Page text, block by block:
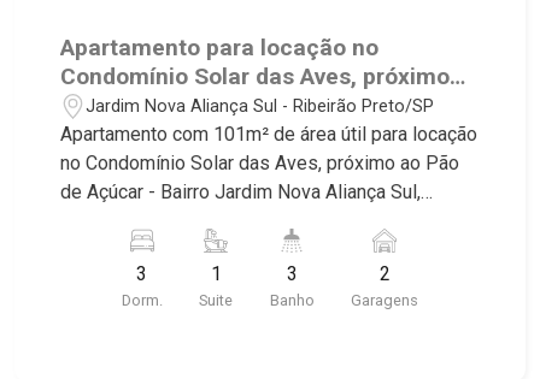
Apartamento para locação no
Condomínio Solar das Aves, próximo
ao Pão de Açúcar - Ribeirão Preto/SP.
Jardim Nova Aliança Sul - Ribeirão Preto/SP
Apartamento com 101m² de área útil para locação
no Condomínio Solar das Aves, próximo ao Pão
de Açúcar - Bairro Jardim Nova Aliança Sul,
deste imóvel que a Martinelli Imobiliária
selecionou para você: - 101m² de área útil - 3
dormitórios com armários e ar-condicionado
3
Dorm.
1
Suite
3
Banho
2
Garagens